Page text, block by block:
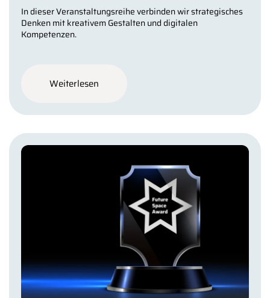
In dieser Veranstaltungsreihe verbinden wir strategisches
Denken mit kreativem Gestalten und digitalen
Kompetenzen.
Weiterlesen